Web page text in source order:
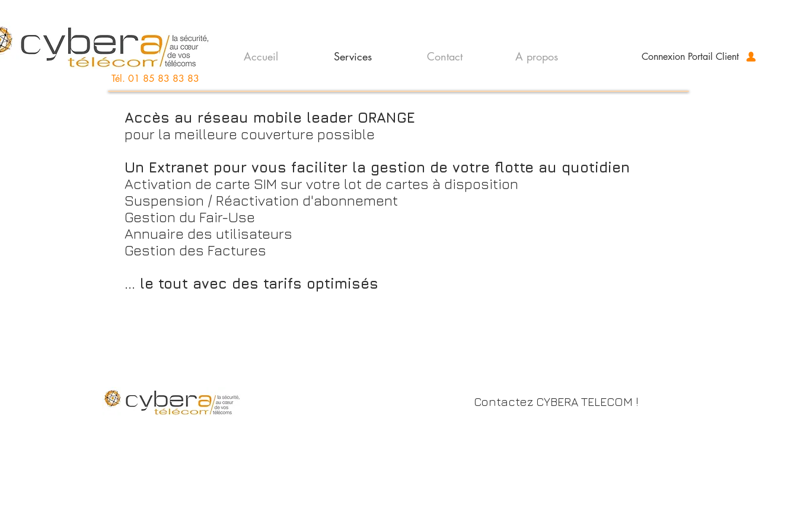
Accueil Services Contact A propos
Connexion Portail Client
Tél. 01 85 83 83 83
Accès au réseau mobile leader ORANGE
pour la meilleure couverture possible
Un Extranet pour vous faciliter la gestion de votre flotte au quotidien
Activation de carte SIM sur votre lot de cartes à disposition
Suspension / Réactivation d'abonnement
Gestion du Fair-Use
Annuaire des utilisateurs
Gestion des Factures
... le tout avec des tarifs optimisés
Contactez CYBERA TELECOM !